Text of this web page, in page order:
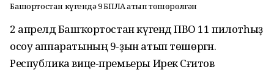
Башҡортостан күгендә 9 БПЛА атып төшөрөлгән
2 апрелдә Башҡортостан күгендә ПВО 11 пилотһыҙ
осоу аппаратының 9-ҙын атып төшөргән.
Республика вице-премьеры Ирек Сәғитов